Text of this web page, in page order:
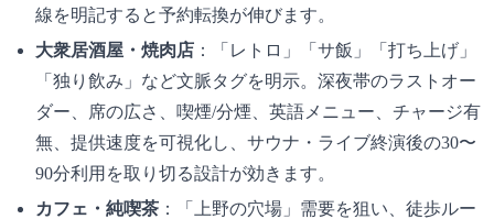
線を明記すると予約転換が伸びます。
大衆居酒屋・焼肉店 ：「レトロ」「サ飯」「打ち上げ」
「独り飲み」など文脈タグを明示。深夜帯のラストオー
ダー、席の広さ、喫煙/分煙、英語メニュー、チャージ有
無、提供速度を可視化し、サウナ・ライブ終演後の30〜
90分利用を取り切る設計が効きます。
カフェ・純喫茶 ：「上野の穴場」需要を狙い、徒歩ルー